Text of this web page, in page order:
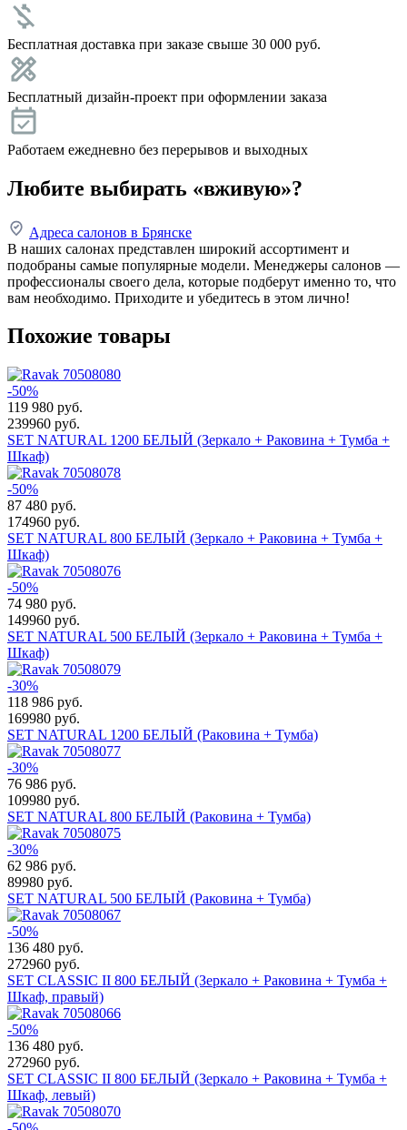
Бесплатная доставка при заказе свыше 30 000 руб.
Бесплатный дизайн-проект при оформлении заказа
Работаем ежедневно без перерывов и выходных
Любите выбирать «вживую»?
Адреса салонов в Брянске
В наших салонах представлен широкий ассортимент и
подобраны самые популярные модели. Менеджеры салонов —
профессионалы своего дела, которые подберут именно то, что
вам необходимо. Приходите и убедитесь в этом лично!
Похожие товары
-50%
119 980 руб.
239960 руб.
SET NATURAL 1200 БЕЛЫЙ (Зеркало + Раковина + Тумба +
Шкаф)
-50%
87 480 руб.
174960 руб.
SET NATURAL 800 БЕЛЫЙ (Зеркало + Раковина + Тумба +
Шкаф)
-50%
74 980 руб.
149960 руб.
SET NATURAL 500 БЕЛЫЙ (Зеркало + Раковина + Тумба +
Шкаф)
-30%
118 986 руб.
169980 руб.
SET NATURAL 1200 БЕЛЫЙ (Раковина + Тумба)
-30%
76 986 руб.
109980 руб.
SET NATURAL 800 БЕЛЫЙ (Раковина + Тумба)
-30%
62 986 руб.
89980 руб.
SET NATURAL 500 БЕЛЫЙ (Раковина + Тумба)
-50%
136 480 руб.
272960 руб.
SET CLASSIC II 800 БЕЛЫЙ (Зеркало + Раковина + Тумба +
Шкаф, правый)
-50%
136 480 руб.
272960 руб.
SET CLASSIC II 800 БЕЛЫЙ (Зеркало + Раковина + Тумба +
Шкаф, левый)